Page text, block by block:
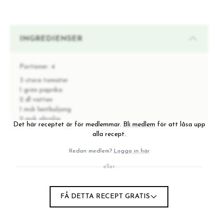
INGREDIENSER
Portioner: 4
3 stora tomater
1 grön paprika
2 dl vatten
1 msk lantbuljong
2 msk olivolja
2 msk äppelcidervinäger
1/2 chili
10 jordgubbar
salt & nymalen svartpeppar
Det här receptet är för medlemmar. Bli medlem för att låsa upp
alla recept.
Redan medlem? Logga in här
eller
FÅ DETTA RECEPT GRATIS